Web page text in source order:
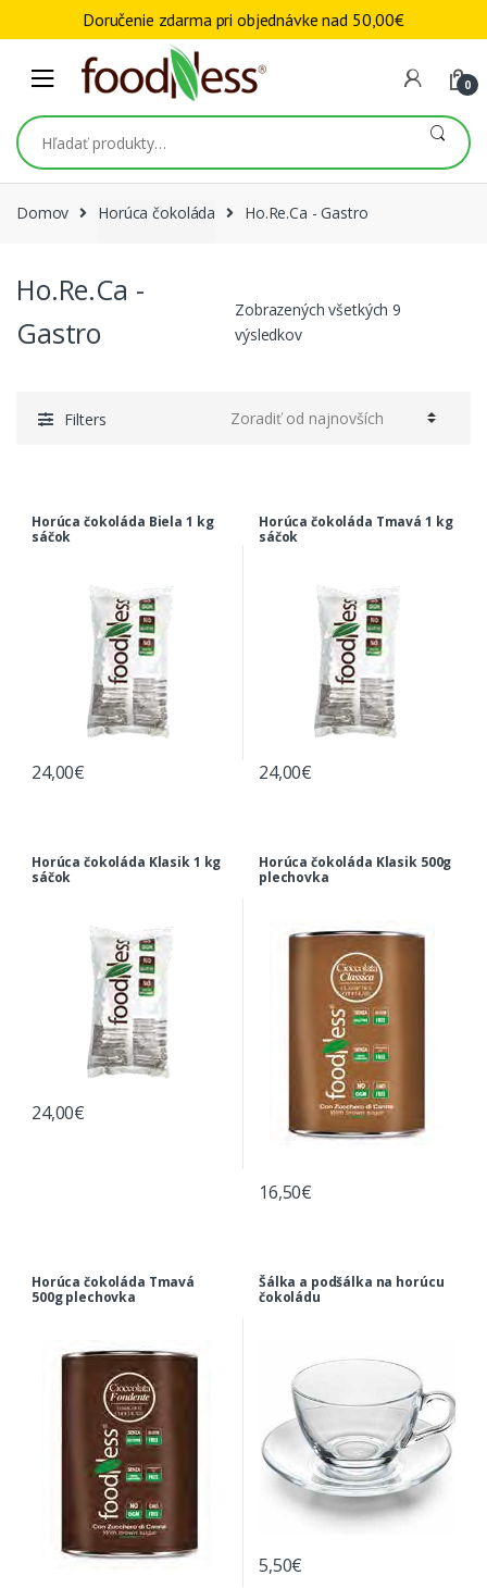
Skip to navigation
Skip to content
0
Hľadať:
Domov Horúca čokoláda Ho.Re.Ca - Gastro
Ho.Re.Ca -
Gastro
Zobrazených všetkých 9
výsledkov
Filters
Horúca čokoláda Biela 1 kg
sáčok
24,00€
Horúca čokoláda Tmavá 1 kg
sáčok
24,00€
Horúca čokoláda Klasik 1 kg
sáčok
24,00€
Horúca čokoláda Klasik 500g
plechovka
16,50€
Horúca čokoláda Tmavá
500g plechovka
Šálka a podšálka na horúcu
čokoládu
5,50€
Doručenie zdarma pri objednávke nad 50,00€